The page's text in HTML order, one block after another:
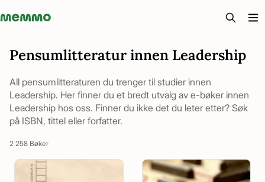
Memmo - AI-verktyg och digital kurslitteratur
Pensumlitteratur innen Leadership
All pensumlitteraturen du trenger til studier innen
Leadership. Her finner du et bredt utvalg av e-bøker innen
Leadership hos oss. Finner du ikke det du leter etter? Søk
på ISBN, tittel eller forfatter.
2 258 Bøker